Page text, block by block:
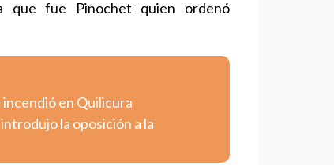
que fue Pinochet quien ordenó
en Quilicura
la oposición a la